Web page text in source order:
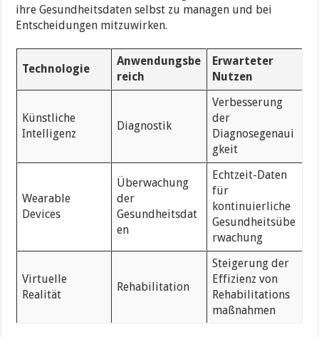
ihre Gesundheitsdaten selbst zu managen und bei
Entscheidungen mitzuwirken.
Technologie
Anwendungsbe
reich
Erwarteter
Nutzen
Künstliche
Intelligenz
Diagnostik
Verbesserung
der
Diagnosegenaui
gkeit
Wearable
Devices
Überwachung
der
Gesundheitsdat
en
Echtzeit-Daten
für
kontinuierliche
Gesundheitsübe
rwachung
Virtuelle
Realität
Rehabilitation
Steigerung der
Effizienz von
Rehabilitations
maßnahmen